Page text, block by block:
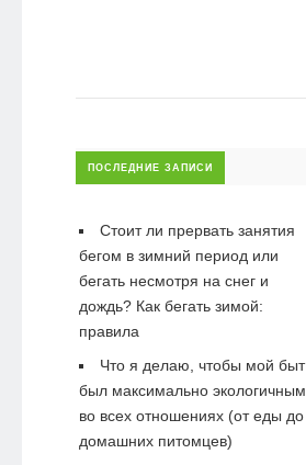
ПОСЛЕДНИЕ ЗАПИСИ
Стоит ли прервать занятия
бегом в зимний период или
бегать несмотря на снег и
дождь? Как бегать зимой:
правила
Что я делаю, чтобы мой быт
был максимально экологичным
во всех отношениях (от еды до
домашних питомцев)